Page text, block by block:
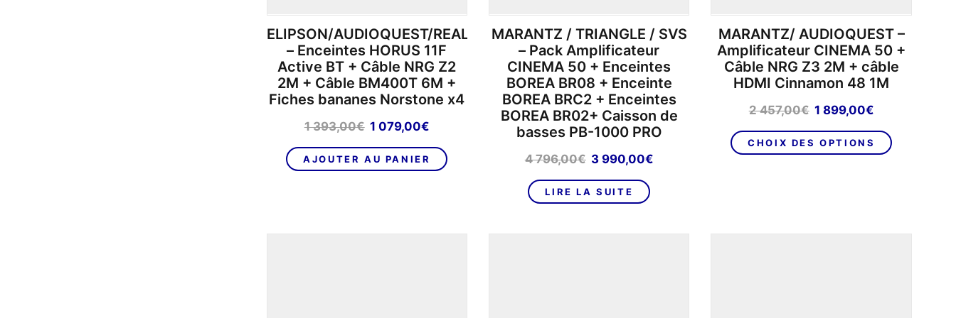
ELIPSON/AUDIOQUEST/REALCABLE/NORSTONE
– Enceintes HORUS 11F
Active BT + Câble NRG Z2
2M + Câble BM400T 6M +
Fiches bananes Norstone x4
1 393,00€ Le
initial
était :
1 079,00€Le
actuel
est :
AJOUTER AU PANIER
MARANTZ / TRIANGLE / SVS
– Pack Amplificateur
CINEMA 50 + Enceintes
BOREA BR08 + Enceinte
BOREA BRC2 + Enceintes
BOREA BR02+ Caisson de
basses PB-1000 PRO
4 796,00€ Le
initial
était :
3 990,00€Le
LIRE LA SUITE
MARANTZ/ AUDIOQUEST –
Amplificateur CINEMA 50 +
Câble NRG Z3 2M + câble
HDMI Cinnamon 48 1M
2 457,00€ Le
initial
était :
1 899,00€Le
actuel
est :
CHOIX DES OPTIONS